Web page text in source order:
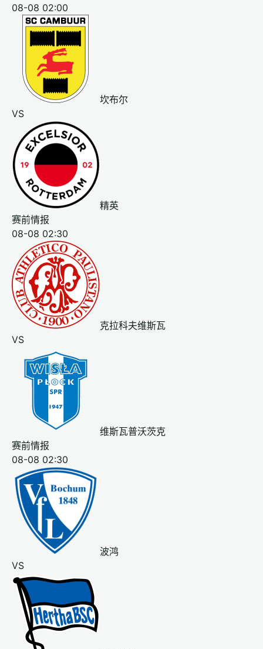
08-08 02:00
坎布尔
VS
精英
赛前情报
08-08 02:30
克拉科夫维斯瓦
VS
维斯瓦普沃茨克
赛前情报
08-08 02:30
波鸿
VS